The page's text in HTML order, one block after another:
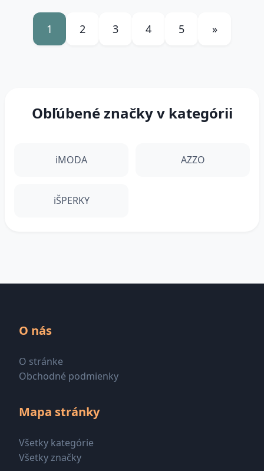
1 2 3 4 5 »
Obľúbené značky v kategórii
iMODA AZZO
iŠPERKY
O nás
O stránke
Obchodné podmienky
Mapa stránky
Všetky kategórie
Všetky značky